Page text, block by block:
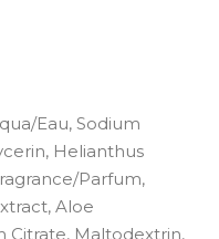
Eau, Sodium
Helianthus
Parfum,
Aloe
Citrate, Maltodextrin,